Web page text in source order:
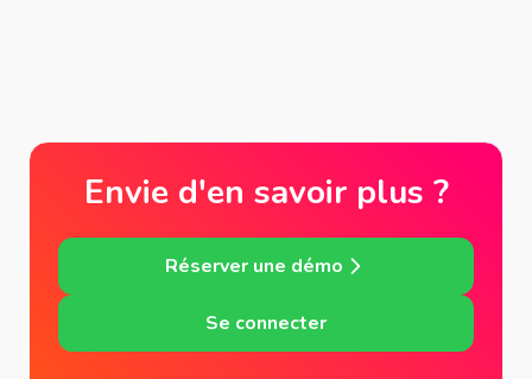
Envie d'en savoir plus ?
Réserver une démo
Se connecter